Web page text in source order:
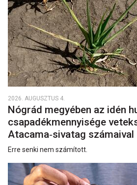
2026. AUGUSZTUS 4.
Nógrád megyében az idén
csapadékmennyisége
Atacama‑sivatag számaival
Erre senki nem számított.